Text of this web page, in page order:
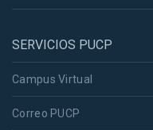
SERVICIOS PUCP
Campus Virtual
Correo PUCP